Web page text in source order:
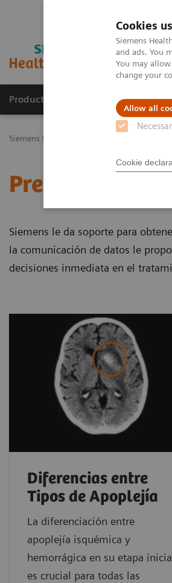
Cookies
Siemens
and ads. You
You may
change your
Allow all
Cookie
Productos y servicios
Siemens Healthineers Latinoamérica
Preguntas
Siemens le da soporte para
la comunicación de datos le
decisiones inmediata en el
Diferencias entre
Tipos de Apoplejía
La diferenciación entre
apoplejía isquémica y
hemorrágica en su etapa
es crucial para todas las